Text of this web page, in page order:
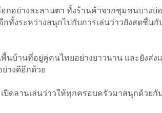
อย่างละลานตา ทั้งร้านค้าจากชุมชนบาง
งระหว่างสนุกไปกับการเล่นว่าวยังสดชื่น
บ้านที่อยู่คู่คนไทยอย่างยาวนาน และยังส่ง
างดีอีกด้วย
เปิดลานเล่นว่าวให้ทุกครอบครัวมาสนุกด้วยกั